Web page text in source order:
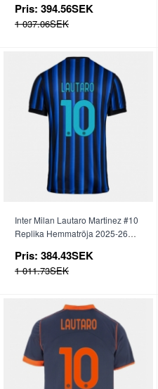
Pris: 394.56SEK
1 037.06SEK
Inter Milan Lautaro Martinez #10
Replika Hemmatröja 2025-26
Pris: 384.43SEK
1 011.73SEK